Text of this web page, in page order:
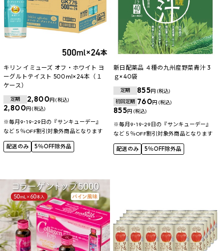
キリン イミューズ オフ・ホワイト ヨ
ーグルトテイスト 500ml×24本（１
ケース）
定期 2,800円 (税込)
2,800円 (税込)
※毎月9･19･29日の『サンキューデー』
など５％OFF割引対象外商品となります
配送のみ 5％OFF除外品
新日配薬品 ４種の九州産野菜青汁 3
ｇ×40袋
定期 855円 (税込)
初回定期 760円 (税込)
855円 (税込)
※毎月9･19･29日の『サンキューデー』
など５％OFF割引対象外商品となります
配送のみ 5％OFF除外品